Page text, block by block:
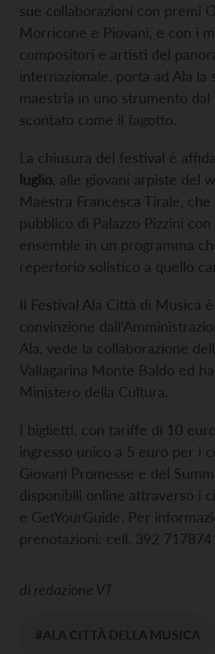
sue collaborazioni con premi
Morricone e Piovani, e con i
compositori e artisti del
internazionale, porta ad Ala la
maestria in uno strumento dal
scontato come il fagotto.
La chiusura del festival è
luglio , alle giovani arpiste del
Maestra Francesca Tirale,
pubblico di Palazzo Pizzini
ensemble in un programma
repertorio solistico a quello
Il Festival Ala Città di Musica
convinzione
Ala, vede la collaborazione
Vallagarina Monte Baldo ed
Ministero della Cultura.
I biglietti, con tariffe di 10
ingresso unico a 5 euro per i
Giovani Promesse e del
disponibili online attraverso i
e GetYourGuide. Per
prenotazioni: cell. 392
di redazione VT
#ALA CITTÀ DELLA MUSICA